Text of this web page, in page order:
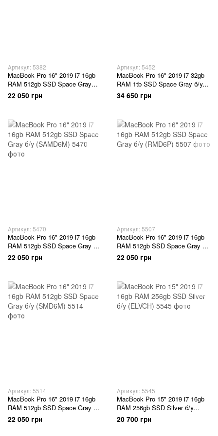
Артикул: 5382
MacBook Pro 16" 2019 i7 16gb
RAM 512gb SSD Space Gray
б\у (F2MD6M)
22 050 грн
Артикул: 5452
MacBook Pro 16" 2019 i7 32gb
RAM 1tb SSD Space Gray б/у
(TMD6R)
34 650 грн
Артикул: 5470
MacBook Pro 16" 2019 i7 16gb
RAM 512gb SSD Space Gray б/
у (SAMD6M)
22 050 грн
Артикул: 5507
MacBook Pro 16" 2019 i7 16gb
RAM 512gb SSD Space Gray б/
у (RMD6P)
22 050 грн
Артикул: 5514
MacBook Pro 16" 2019 i7 16gb
RAM 512gb SSD Space Gray б/
у (SMD6M)
22 050 грн
Артикул: 5545
MacBook Pro 15" 2019 i7 16gb
RAM 256gb SSD Silver б/у
(ELVCH)
20 700 грн